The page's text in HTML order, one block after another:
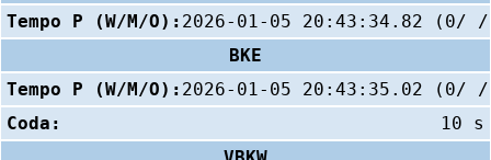
Tempo P (W/M/O): 2026-01-05 20:43:34.82 (0/
BKE
Tempo P (W/M/O): 2026-01-05 20:43:35.02 (0/
Coda:
10 s